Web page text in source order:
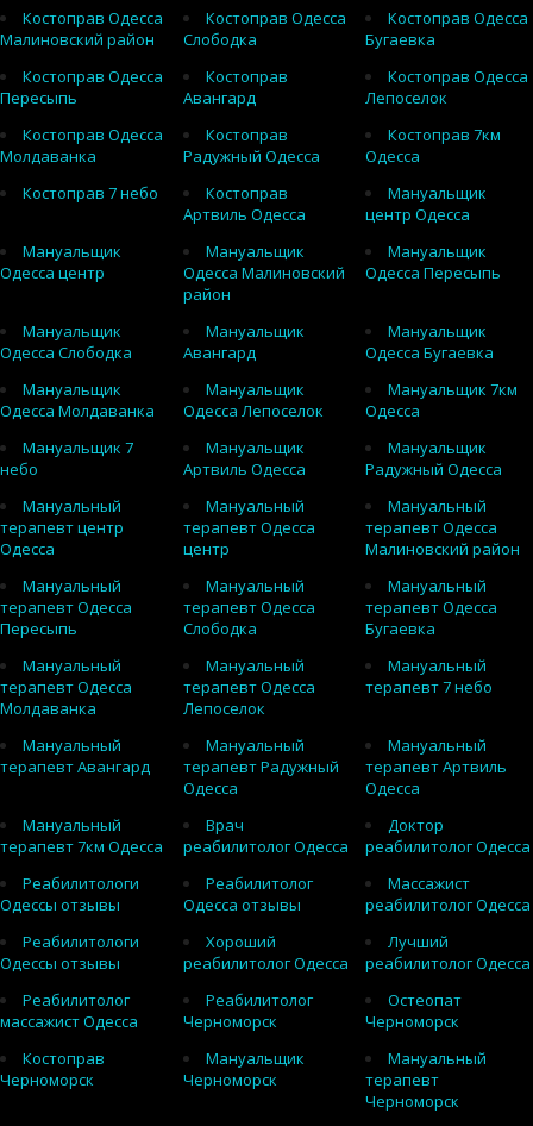
Костоправ Одесса
Малиновский район
Костоправ Одесса
Слободка
Костоправ Одесса
Бугаевка
Костоправ Одесса
Пересыпь
Костоправ
Авангард
Костоправ Одесса
Лепоселок
Костоправ Одесса
Молдаванка
Костоправ
Радужный Одесса
Костоправ 7км
Одесса
Костоправ 7 небо
Костоправ
Артвиль Одесса
Мануальщик
центр Одесса
Мануальщик
Одесса центр
Мануальщик
Одесса Малиновский
район
Мануальщик
Одесса Пересыпь
Мануальщик
Одесса Слободка
Мануальщик
Авангард
Мануальщик
Одесса Бугаевка
Мануальщик
Одесса Молдаванка
Мануальщик
Одесса Лепоселок
Мануальщик 7км
Одесса
Мануальщик 7
небо
Мануальщик
Артвиль Одесса
Мануальщик
Радужный Одесса
Мануальный
терапевт центр
Одесса
Мануальный
терапевт Одесса
центр
Мануальный
терапевт Одесса
Малиновский район
Мануальный
терапевт Одесса
Пересыпь
Мануальный
терапевт Одесса
Слободка
Мануальный
терапевт Одесса
Бугаевка
Мануальный
терапевт Одесса
Молдаванка
Мануальный
терапевт Одесса
Лепоселок
Мануальный
терапевт 7 небо
Мануальный
терапевт Авангард
Мануальный
терапевт Радужный
Одесса
Мануальный
терапевт Артвиль
Одесса
Мануальный
терапевт 7км Одесса
Врач
реабилитолог Одесса
Доктор
реабилитолог Одесса
Реабилитологи
Одессы отзывы
Реабилитолог
Одесса отзывы
Массажист
реабилитолог Одесса
Реабилитологи
Одессы отзывы
Хороший
реабилитолог Одесса
Лучший
реабилитолог Одесса
Реабилитолог
массажист Одесса
Реабилитолог
Черноморск
Остеопат
Черноморск
Костоправ
Черноморск
Мануальщик
Черноморск
Мануальный
терапевт
Черноморск